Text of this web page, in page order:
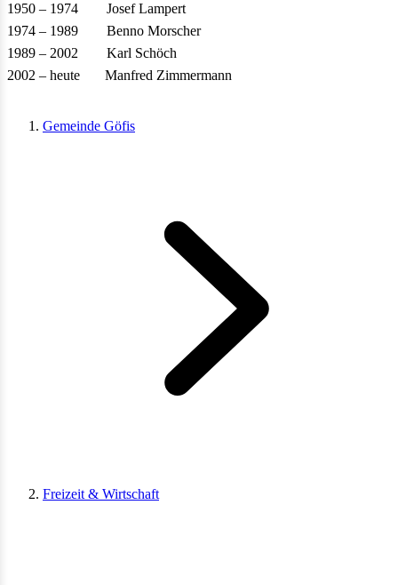
1950 – 1974 Josef Lampert
1974 – 1989 Benno Morscher
1989 – 2002 Karl Schöch
2002 – heute Manfred Zimmermann
Gemeinde Göfis
Freizeit & Wirtschaft